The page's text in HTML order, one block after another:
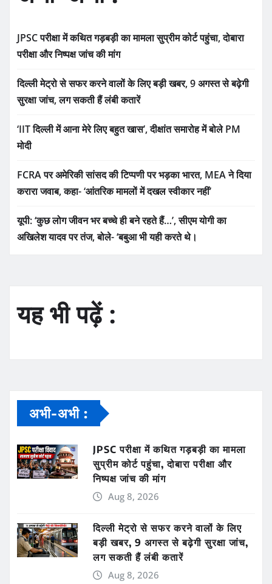
JPSC परीक्षा में कथित गड़बड़ी का मामला सुप्रीम कोर्ट पहुंचा, दोबारा
परीक्षा और निष्पक्ष जांच की मांग
दिल्ली मेट्रो से सफर करने वालों के लिए बड़ी खबर, 9 अगस्त से बढ़ेगी
सुरक्षा जांच, लग सकती हैं लंबी कतारें
‘IIT दिल्ली में आना मेरे लिए बहुत खास’, दीक्षांत समारोह में बोले PM
मोदी
FCRA पर अमेरिकी सांसद की टिप्पणी पर भड़का भारत, MEA ने दिया
करारा जवाब, कहा- ‘आंतरिक मामलों में दखल स्वीकार नहीं’
यूपी: ‘कुछ लोग जीवन भर बच्चे ही बने रहते हैं…’, सीएम योगी का
अखिलेश यादव पर तंज, बोले- ‘बबुआ भी यही करते थे।
यह भी पढ़ें :
अभी-अभी :
JPSC परीक्षा में कथित गड़बड़ी का मामला
सुप्रीम कोर्ट पहुंचा, दोबारा परीक्षा और
निष्पक्ष जांच की मांग
Aug 8, 2026
दिल्ली मेट्रो से सफर करने वालों के लिए
बड़ी खबर, 9 अगस्त से बढ़ेगी सुरक्षा जांच,
लग सकती हैं लंबी कतारें
Aug 8, 2026